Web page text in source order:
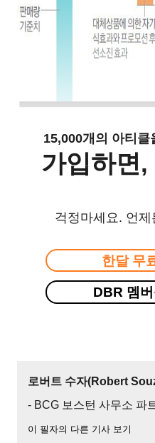
15,000개의 아티클
가입하면
걱정마세요. 언
한달 무
DBR 멤버
로버트 수자(Robert
- BCG 보스턴 사무소 파
이 필자의 다른 기사 보기